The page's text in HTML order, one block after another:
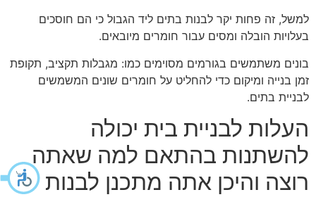
למשל, זה פחות יקר לבנות בתים ליד הגבול כי הם חוסכים
בעלויות הובלה ומסים עבור חומרים מיובאים.
בונים משתמשים בגורמים מסוימים כמו: מגבלות תקציב, תקופת
זמן בנייה ומיקום כדי להחליט על חומרים שונים המשמשים
לבניית בתים.
העלות לבניית בית יכולה
להשתנות בהתאם למה שאתה
רוצה והיכן אתה מתכנן לבנות